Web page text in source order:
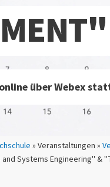
» Veranstaltungen »
Systems Engineering" &
über Webex